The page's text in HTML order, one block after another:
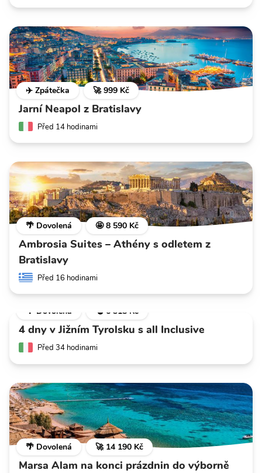
✈️ Zpátečka 🚀 999 Kč
Jarní Neapol z Bratislavy
Před 14 hodinami
🌴 Dovolená 🤩 8 590 Kč
Ambrosia Suites – Athény s odletem z
Bratislavy
Před 16 hodinami
🌴 Dovolená 💣 6 318 Kč
4 dny v Jižním Tyrolsku s all Inclusive
Před 34 hodinami
🌴 Dovolená 🚀 14 190 Kč
Marsa Alam na konci prázdnin do výborně